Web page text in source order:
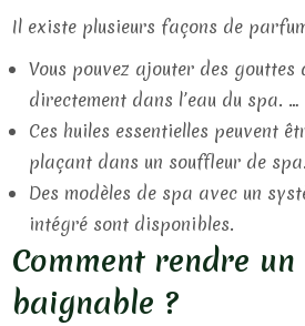
Il existe plusieurs façons de
Vous pouvez ajouter des gouttes
directement dans l’eau du spa. …
Ces huiles essentielles peuvent
plaçant dans un souffleur de
Des modèles de spa avec un
intégré sont disponibles.
Comment rendre
baignable ?